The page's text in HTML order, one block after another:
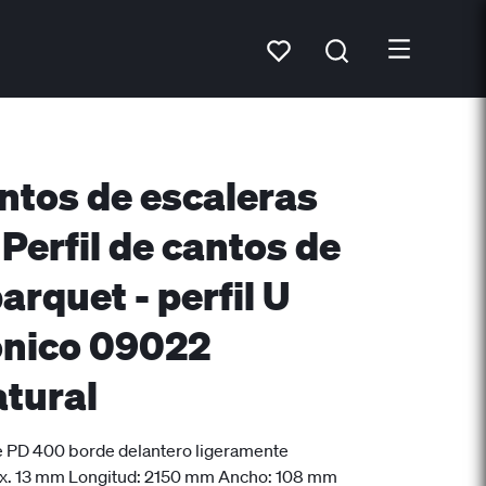
de escaleras
de cantos de
- perfil U
09022
400 borde delantero ligeramente
13 mm Longitud: 2150 mm Ancho: 108 mm